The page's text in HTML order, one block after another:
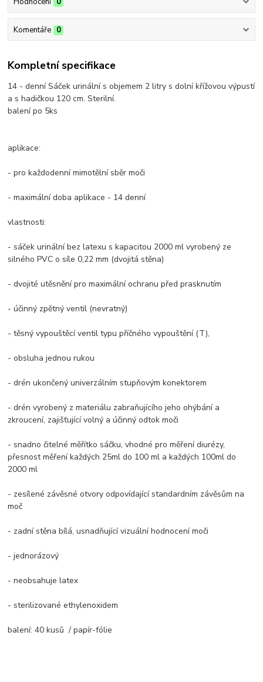
Komentáře 0
Kompletní specifikace
14 - denní Sáček urinální s objemem 2 litry s dolní křížovou výpustí
a s hadičkou 120 cm. Sterilní.
balení po 5ks
aplikace:
- pro každodenní mimotělní sběr moči
- maximální doba aplikace - 14 denní
vlastnosti:
- sáček urinální bez latexu s kapacitou 2000 ml vyrobený ze
silného PVC o síle 0,22 mm (dvojitá stěna)
- dvojité utěsnění pro maximální ochranu před prasknutím
- účinný zpětný ventil (nevratný)
- těsný vypouštěcí ventil typu příčného vypouštění (T),
- obsluha jednou rukou
- drén ukončený univerzálním stupňovým konektorem
- drén vyrobený z materiálu zabraňujícího jeho ohýbání a
zkroucení, zajišťující volný a účinný odtok moči
- snadno čitelné měřítko sáčku, vhodné pro měření diurézy,
přesnost měření každých 25ml do 100 ml a každých 100ml do
2000 ml
- zesílené závěsné otvory odpovídající standardním závěsům na
moč
- zadní stěna bílá, usnadňující vizuální hodnocení moči
- jednorázový
- neobsahuje latex
- sterilizované ethylenoxidem
balení: 40 kusů / papír-fólie